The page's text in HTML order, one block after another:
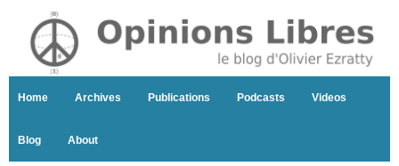
Home Archives Publications Podcasts Videos
Blog About